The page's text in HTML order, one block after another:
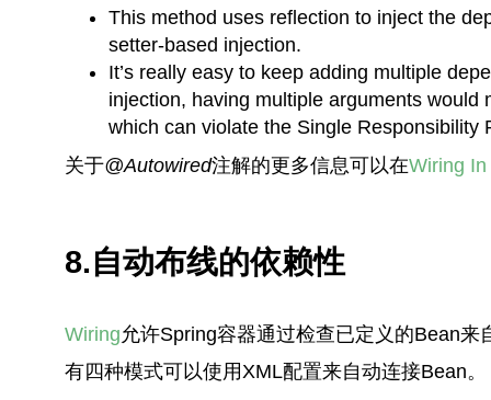
This method uses reflection to inject the
setter-based injection.
It’s really easy to keep adding multiple
injection, having multiple arguments
which can violate the Single Responsibility
关于@Autowired注解的更多信息可以在Wiring
8.自动布线的依赖性
Wiring允许Spring容器通过检查已定义的Bean
有四种模式可以使用XML配置来自动连接Bean。